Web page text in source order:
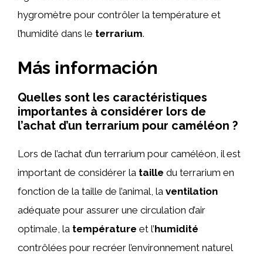
hygromètre pour contrôler la température et
l’humidité dans le terrarium.
Más información
Quelles sont les caractéristiques
importantes à considérer lors de
l’achat d’un terrarium pour caméléon ?
Lors de l’achat d’un terrarium pour caméléon, il est
important de considérer la taille du terrarium en
fonction de la taille de l’animal, la ventilation
adéquate pour assurer une circulation d’air
optimale, la température et l’humidité
contrôlées pour recréer l’environnement naturel